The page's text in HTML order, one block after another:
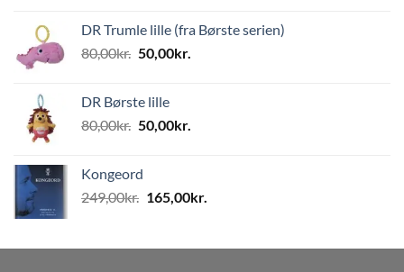
var:
499,00kr..
er:
DR Trumle lille (fra Børste serien)
80,00kr. Den
var:
80,00kr..
50,00kr.
50,00kr..
DR Børste lille
80,00kr. Den
var:
80,00kr..
50,00kr.
50,00kr..
Kongeord
249,00kr. Den
var:
165,00kr.
er: